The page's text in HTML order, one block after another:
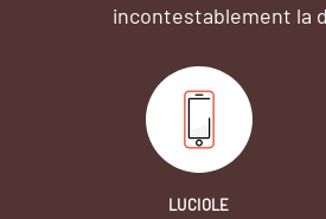
incontestablement la
LUCIOLE